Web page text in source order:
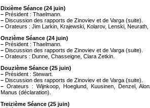
Dixième Séance (24 juin)
– Président : Thaelmann.
– Discussion des rapports de Zinoviev et de Varga (suite).
– Orateurs : Jim Larkin, Krajewski, Kolarov, Lenski, Neurath,
Onzième Séance (24 juin)
– Président : Thaelmann.
– Discussion des rapports de Zinoviev et de Varga (suite).
– Orateurs : Dunne, Chasseigne, Clara Zetkin.
Douzième Séance (25 juin)
– Président : Stewart.
– Discussion des rapports de Zinoviev et de Varga (suite).
– Orateurs : Wijnkoop, Hoeglund, Kuusinen, Denzel,
Manus (déclaration).
Treizième Séance (25 juin)